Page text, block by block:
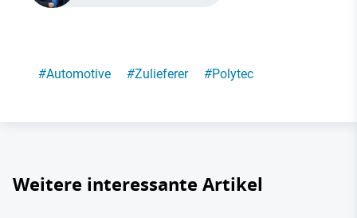
#Automotive #Zulieferer #Polytec
Weitere interessante Artikel